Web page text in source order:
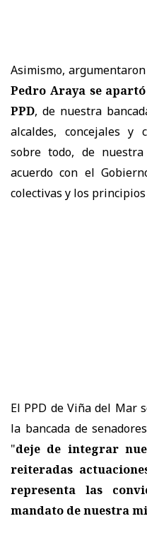
Asimismo,
Pedro Araya se
PPD, de nuestra
alcaldes, concejales y
sobre todo, de
acuerdo con el
colectivas y los
El PPD de Viña del Mar
la bancada de
"deje de integrar
reiteradas
representa las
mandato de nuestra